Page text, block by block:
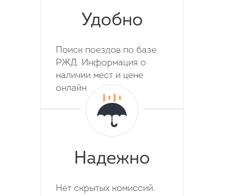
Удобно
Поиск поездов по базе
РЖД. Информация о
наличии мест и цене
онлайн
Надежно
Нет скрытых комиссий.